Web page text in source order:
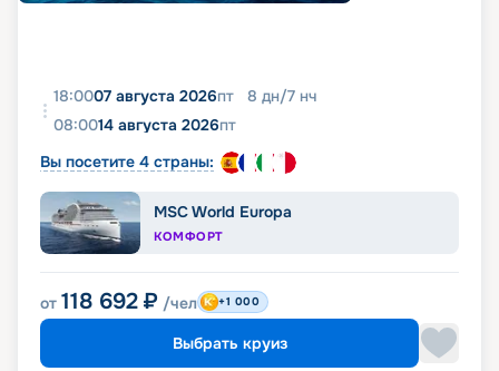
18:0007 августа 2026пт 8 дн/7 нч
08:0014 августа 2026пт
Вы посетите 4 страны:
MSC World Europa
КОМФОРТ
от 118 692 ₽ /чел +1 000
Выбрать круиз